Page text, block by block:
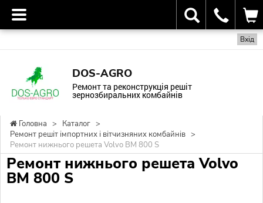
Вхід
DOS-AGRO
Ремонт та реконструкція решіт
зернозбиральних комбайнів
Головна > Каталог >
Ремонт решіт імпортних і вітчизняних комбайнів >
Ремонт нижнього решета Volvo BM 800 S
Ремонт нижнього решета Volvo
BM 800 S